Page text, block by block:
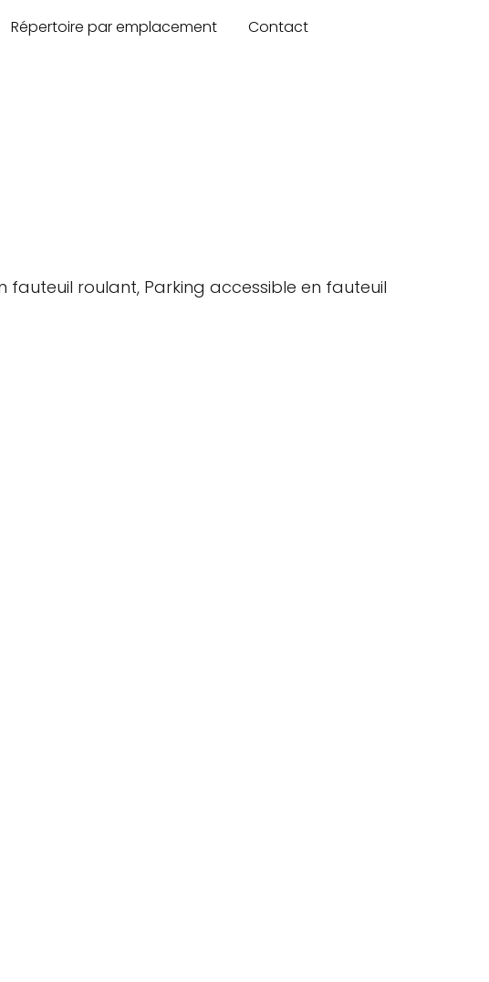
Répertoire par emplacement Contact
fauteuil roulant, Parking accessible en fauteuil